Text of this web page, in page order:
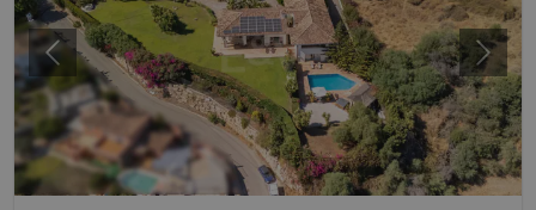
Föregående Nästa